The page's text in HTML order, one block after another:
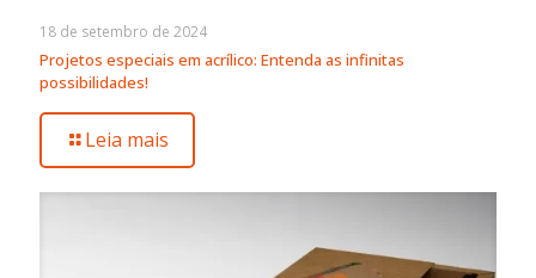
18 de setembro de 2024
Projetos especiais em acrílico: Entenda as infinitas
possibilidades!
Leia mais